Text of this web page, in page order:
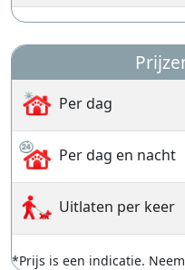
Per dag
Per dag en nacht
Uitlaten per keer
*Prijs is een indicatie.